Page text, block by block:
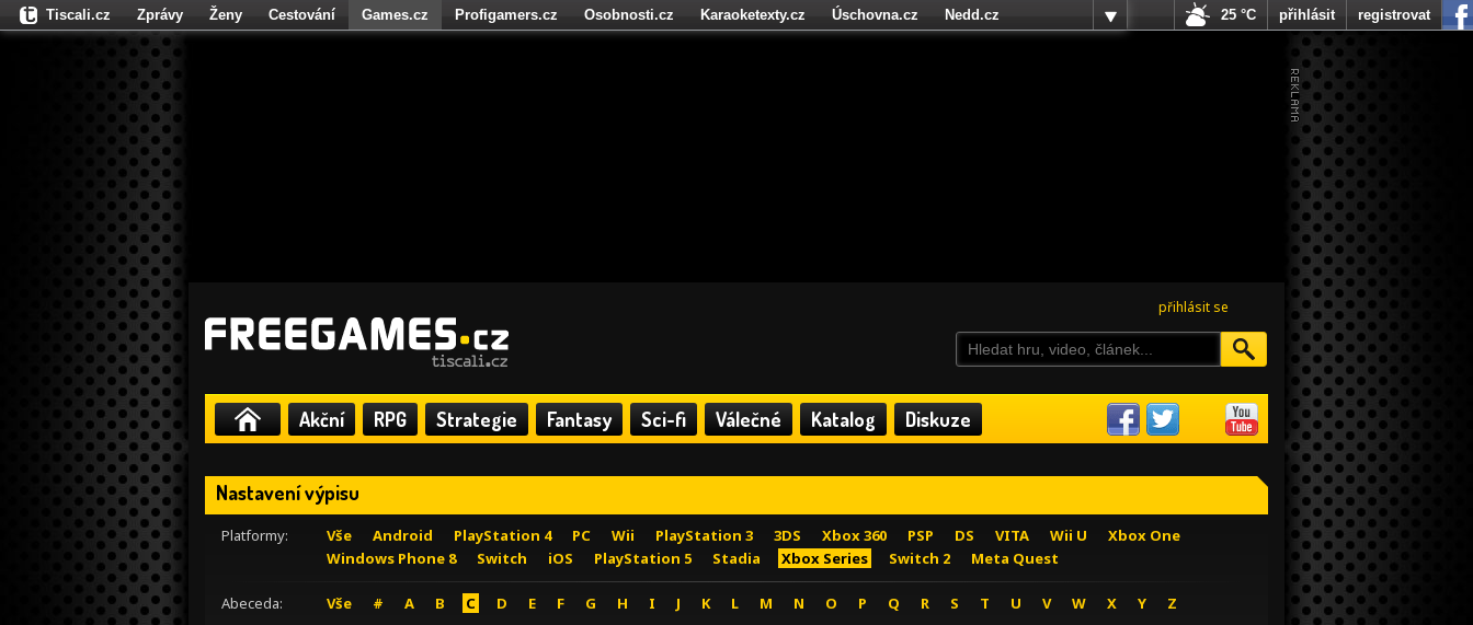
přihlásit se
Akční RPG Strategie Fantasy Sci-fi Válečné Katalog Diskuze
Nastavení výpisu
Platformy: Vše Android PlayStation 4 PC Wii PlayStation 3 3DS Xbox 360 PSP DS VITA Wii U
Xbox One
Windows Phone 8
Switch iOS PlayStation 5 Stadia Xbox Series Switch 2 Meta Quest
Abeceda: Vše # A B C D E F G H I J K L M N O P Q R S T U V W X Y Z
Tiscali.cz Zprávy Ženy Cestování Games.cz Profigamers.cz Osobnosti.cz Karaoketexty.cz Úschovna.cz
Nedd.cz
Fights.cz
25 °C přihlásit registrovat